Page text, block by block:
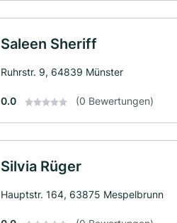
Saleen Sheriff
Ruhrstr. 9, 64839 Münster
0.0 (0 Bewertungen)
Silvia Rüger
Hauptstr. 164, 63875 Mespelbrunn